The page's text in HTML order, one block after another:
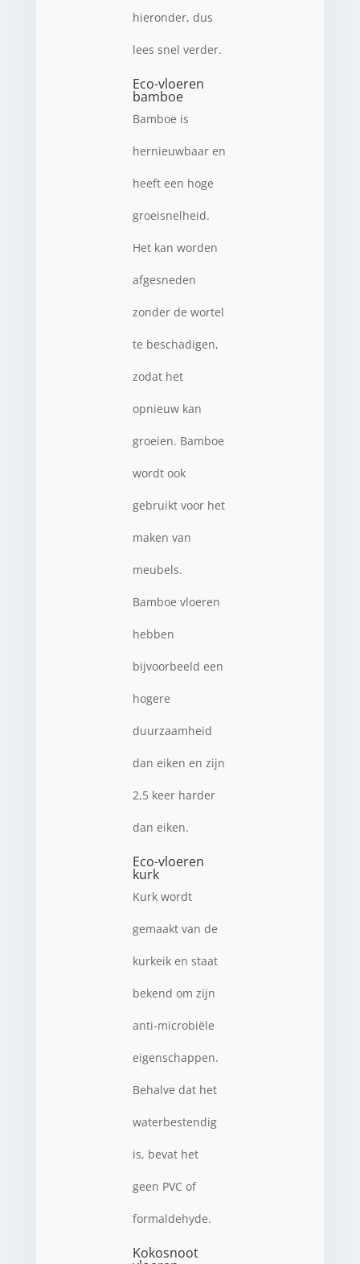
hieronder, dus
lees snel verder.
Eco-vloeren
bamboe
Bamboe is
hernieuwbaar en
heeft een hoge
groeisnelheid.
Het kan worden
afgesneden
zonder de wortel
te beschadigen,
zodat het
opnieuw kan
groeien. Bamboe
wordt ook
gebruikt voor het
maken van
meubels.
Bamboe vloeren
hebben
bijvoorbeeld een
hogere
duurzaamheid
dan eiken en zijn
2,5 keer harder
dan eiken.
Eco-vloeren
kurk
Kurk wordt
gemaakt van de
kurkeik en staat
bekend om zijn
anti-microbiële
eigenschappen.
Behalve dat het
waterbestendig
is, bevat het
geen PVC of
formaldehyde.
Kokosnoot